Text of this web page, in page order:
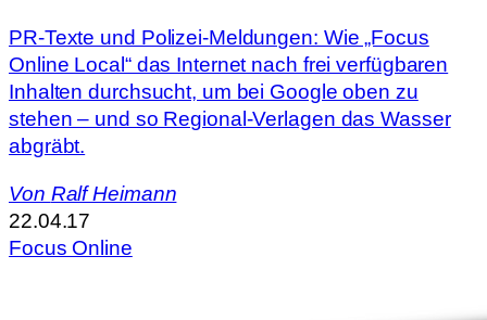
PR-Texte und Polizei-Meldungen: Wie „Focus
Online Local“ das Internet nach frei verfügbaren
Inhalten durchsucht, um bei Google oben zu
stehen – und so Regional-Verlagen das Wasser
abgräbt.
Von Ralf Heimann
22.04.17
Focus Online